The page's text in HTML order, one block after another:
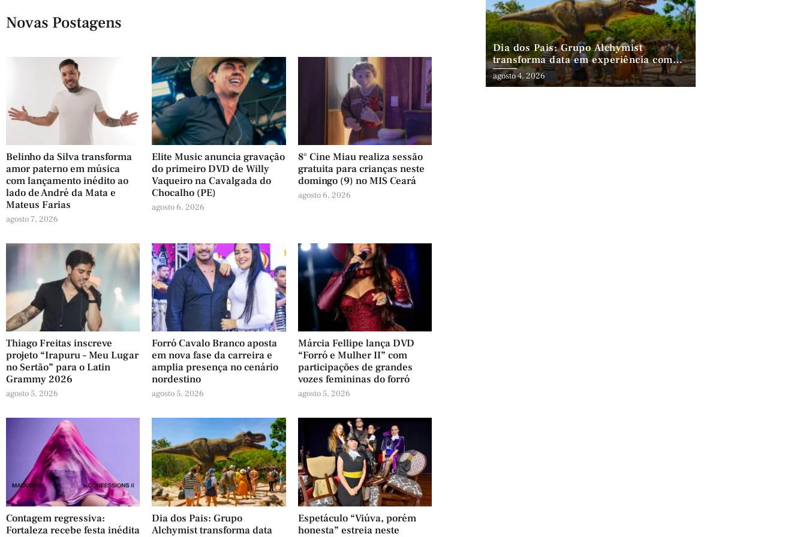
Novas Postagens
Belinho da Silva transforma
amor paterno em música
com lançamento inédito ao
lado de André da Mata e
Mateus Farias
agosto 7, 2026
Elite Music anuncia gravação
do primeiro DVD de Willy
Vaqueiro na Cavalgada do
Chocalho (PE)
agosto 6, 2026
8° Cine Miau realiza sessão
gratuita para crianças neste
domingo (9) no MIS Ceará
agosto 6, 2026
Thiago Freitas inscreve
projeto “Irapuru – Meu Lugar
no Sertão” para o Latin
Grammy 2026
agosto 5, 2026
Forró Cavalo Branco aposta
em nova fase da carreira e
amplia presença no cenário
nordestino
agosto 5, 2026
Márcia Fellipe lança DVD
“Forró e Mulher II” com
participações de grandes
vozes femininas do forró
agosto 5, 2026
Contagem regressiva:
Fortaleza recebe festa inédita
Dia dos Pais: Grupo
Alchymist transforma data
Espetáculo “Viúva, porém
honesta” estreia neste
Dia dos Pais: Grupo Alchymist
transforma data em experiência com
aventura, gastronomia e lazer em
família
agosto 4, 2026